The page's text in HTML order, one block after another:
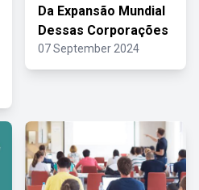
Da Expansão Mundial
Dessas Corporações
07 September 2024